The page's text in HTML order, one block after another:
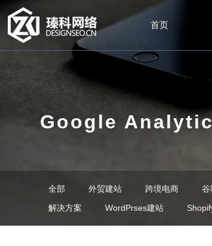
首页
Google
全部 外贸建站 跨境电商 谷
解决方案
WordPrses建站